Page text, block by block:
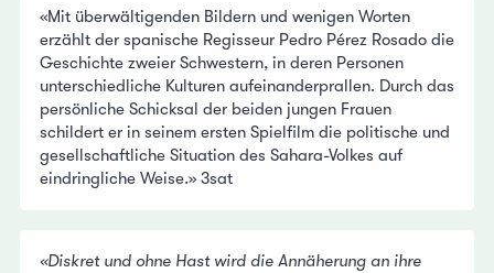
«Mit überwältigenden Bildern und wenigen Worten
erzählt der spanische Regisseur Pedro Pérez Rosado die
Geschichte zweier Schwestern, in deren Personen
unterschiedliche Kulturen aufeinanderprallen. Durch das
persönliche Schicksal der beiden jungen Frauen
schildert er in seinem ersten Spielfilm die politische und
gesellschaftliche Situation des Sahara-Volkes auf
eindringliche Weise.» 3sat
«Diskret und ohne Hast wird die Annäherung an ihre